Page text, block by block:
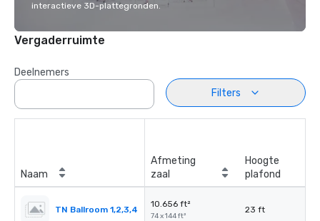
interactieve 3D-plattegronden.
Vergaderruimte
Deelnemers
Filters
Naam
Afmeting
zaal
Hoogte
plafond
TN Ballroom 1,2,3,4
10.656 ft²
74 x 144 ft²
23 ft